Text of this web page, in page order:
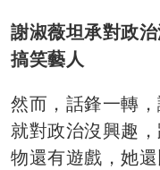
謝淑薇坦承對政
搞笑藝人
然而，話鋒一轉
就對政治沒興趣
物還有遊戲，她